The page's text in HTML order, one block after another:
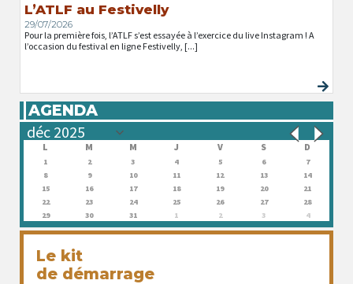
L’ATLF au Festivelly
29/07/2026
Pour la première fois, l’ATLF s’est essayée à l’exercice du live Instagram ! A
l’occasion du festival en ligne Festivelly, [...]
AGENDA
L M M J V S D
1 2 3 4 5 6
7
8
9 10 11 12 13
14
15
16 17 18 19 20
21
22
23 24 25 26 27
28
29
30 31 1 2 3 4
Le kit
de démarrage